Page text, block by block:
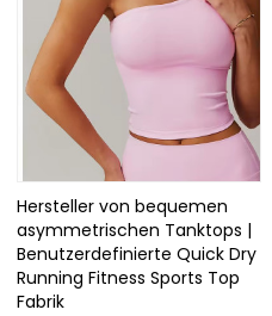
Hersteller von bequemen
asymmetrischen Tanktops |
Benutzerdefinierte Quick Dry
Running Fitness Sports Top
Fabrik